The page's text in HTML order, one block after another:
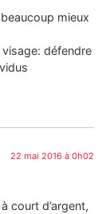
mieux
défendre
22 mai 2016 à 0h02
court d’argent,